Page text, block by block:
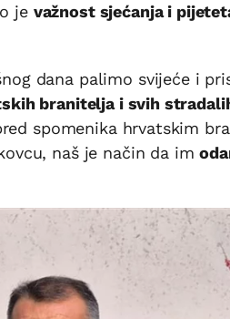
je važnost sjećanja i
dana palimo svijeće i
branitelja i svih
spomenika hrvatskim
naš je način da im